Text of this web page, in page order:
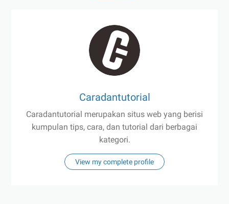
Caradantutorial
Caradantutorial merupakan situs web yang berisi
kumpulan tips, cara, dan tutorial dari berbagai
kategori.
View my complete profile